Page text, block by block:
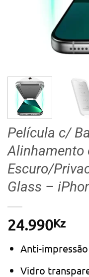
Película c/
Alinhamento
Escuro/
Glass –
24.990Kz
Anti-
Vidro